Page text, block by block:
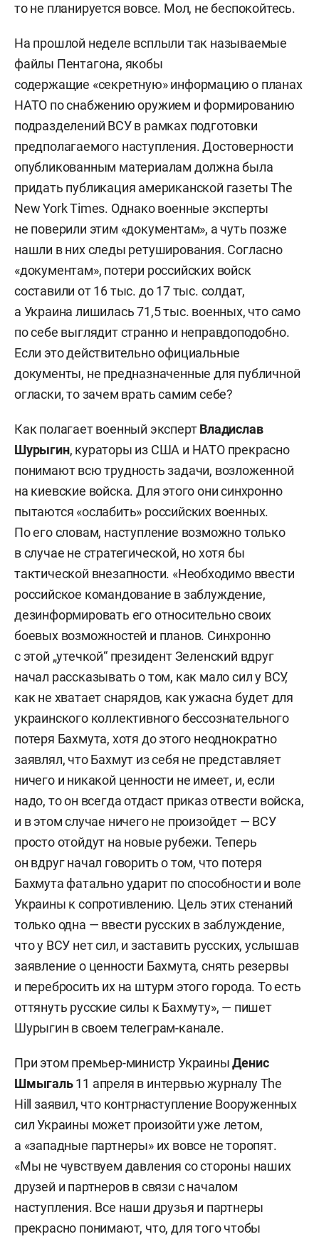
то не планируется вовсе. Мол, не беспокойтесь.
На прошлой неделе всплыли так называемые
файлы Пентагона, якобы
содержащие «секретную» информацию о планах
НАТО по снабжению оружием и формированию
подразделений ВСУ в рамках подготовки
предполагаемого наступления. Достоверности
опубликованным материалам должна была
придать публикация американской газеты The
New York Times. Однако военные эксперты
не поверили этим «документам», а чуть позже
нашли в них следы ретуширования. Согласно
«документам», потери российских войск
составили от 16 тыс. до 17 тыс. солдат,
а Украина лишилась 71,5 тыс. военных, что само
по себе выглядит странно и неправдоподобно.
Если это действительно официальные
документы, не предназначенные для публичной
огласки, то зачем врать самим себе?
Как полагает военный экспертВладислав
Шурыгин, кураторы из США и НАТО прекрасно
понимают всю трудность задачи, возложенной
на киевские войска. Для этого они синхронно
пытаются «ослабить» российских военных.
По его словам, наступление возможно только
в случае не стратегической, но хотя бы
тактической внезапности. «Необходимо ввести
российское командование в заблуждение,
дезинформировать его относительно своих
боевых возможностей и планов. Синхронно
с этой „утечкой“ президент Зеленский вдруг
начал рассказывать о том, как мало сил у ВСУ,
как не хватает снарядов, как ужасна будет для
украинского коллективного бессознательного
потеря Бахмута, хотя до этого неоднократно
заявлял, что Бахмут из себя не представляет
ничего и никакой ценности не имеет, и, если
надо, то он всегда отдаст приказ отвести войска,
и в этом случае ничего не произойдет — ВСУ
просто отойдут на новые рубежи. Теперь
он вдруг начал говорить о том, что потеря
Бахмута фатально ударит по способности и воле
Украины к сопротивлению. Цель этих стенаний
только одна — ввести русских в заблуждение,
что у ВСУ нет сил, и заставить русских, услышав
заявление о ценности Бахмута, снять резервы
и перебросить их на штурм этого города. То есть
оттянуть русские силы к Бахмуту», — пишет
Шурыгин в своем телеграм-канале.
При этом премьер-министр УкраиныДенис
Шмыгаль11 апреля в интервью журналу The
Hill заявил, что контрнаступление Вооруженных
сил Украины может произойти уже летом,
а «западные партнеры» их вовсе не торопят.
«Мы не чувствуем давления со стороны наших
друзей и партнеров в связи с началом
наступления. Все наши друзья и партнеры
прекрасно понимают, что, для того чтобы